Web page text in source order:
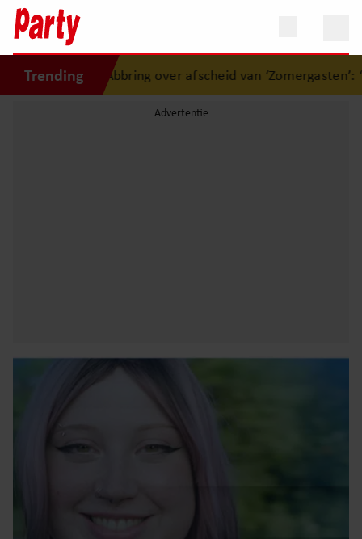
Trending
Abbring over afscheid van ‘Zomergasten’: “Fijn dat ik